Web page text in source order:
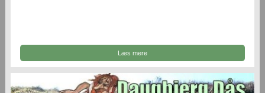
Læs mere